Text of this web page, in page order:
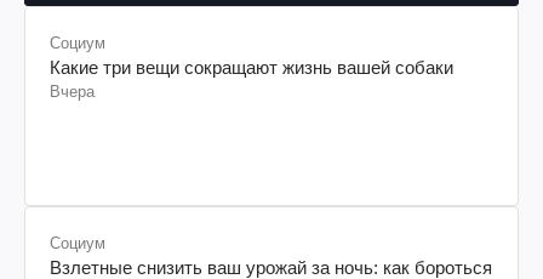
Социум
Какие три вещи сокращают жизнь вашей собаки
Вчера
Социум
Взлетные снизить ваш урожай за ночь: как бороться